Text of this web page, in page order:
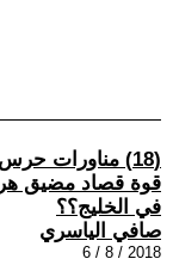
(18) مناورات
قوة قصاد مضيق
في الخليج؟؟
صافي الياسري
2018 / 8 / 6